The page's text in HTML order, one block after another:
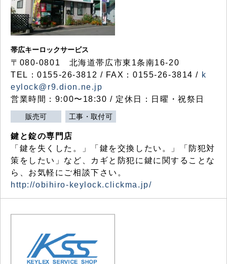
帯広キーロックサービス
〒080-0801 北海道帯広市東1条南16-20
TEL：0155-26-3812 / FAX：0155-26-3814 / k
eylock@r9.dion.ne.jp
営業時間：9:00〜18:30 / 定休日：日曜・祝祭日
販売可 工事・取付可
鍵と錠の専門店
「鍵を失くした。」「鍵を交換したい。」「防犯対
策をしたい」など、カギと防犯に鍵に関することな
ら、お気軽にご相談下さい。
http://obihiro-keylock.clickma.jp/